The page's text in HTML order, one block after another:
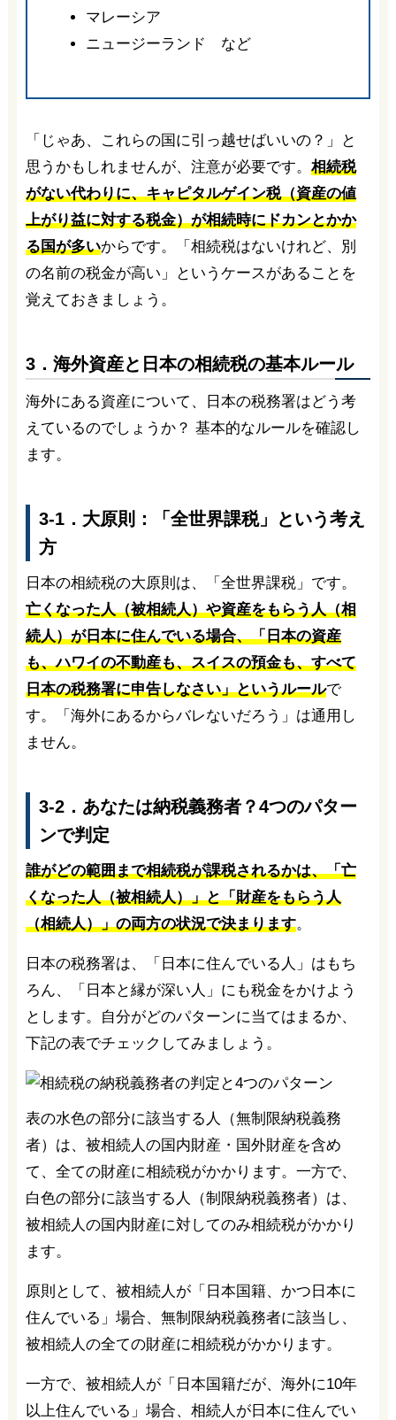
マレーシア
ニュージーランド など
「じゃあ、これらの国に引っ越せばいいの？」と
思うかもしれませんが、注意が必要です。 相続税
がない代わりに、キャピタルゲイン税（資産の値
上がり益に対する税金）が相続時にドカンとかか
る国が多いからです。「相続税はないけれど、別
の名前の税金が高い」というケースがあることを
覚えておきましょう。
3．海外資産と日本の相続税の基本ルール
海外にある資産について、日本の税務署はどう考
えているのでしょうか？ 基本的なルールを確認し
ます。
3-1．大原則：「全世界課税」という考え
方
日本の相続税の大原則は、「全世界課税」です。
亡くなった人（被相続人）や資産をもらう人（相
続人）が日本に住んでいる場合、「日本の資産
も、ハワイの不動産も、スイスの預金も、すべて
日本の税務署に申告しなさい」というルールで
す。「海外にあるからバレないだろう」は通用し
ません。
3-2．あなたは納税義務者？4つのパター
ンで判定
誰がどの範囲まで相続税が課税されるかは、「亡
くなった人（被相続人）」と「財産をもらう人
（相続人）」の両方の状況で決まります。
日本の税務署は、「日本に住んでいる人」はもち
ろん、「日本と縁が深い人」にも税金をかけよう
とします。自分がどのパターンに当てはまるか、
下記の表でチェックしてみましょう。
表の水色の部分に該当する人（無制限納税義務
者）は、被相続人の国内財産・国外財産を含め
て、全ての財産に相続税がかかります。一方で、
白色の部分に該当する人（制限納税義務者）は、
被相続人の国内財産に対してのみ相続税がかかり
ます。
原則として、被相続人が「日本国籍、かつ日本に
住んでいる」場合、無制限納税義務者に該当し、
被相続人の全ての財産に相続税がかかります。
一方で、被相続人が「日本国籍だが、海外に10年
以上住んでいる」場合、相続人が日本に住んでい